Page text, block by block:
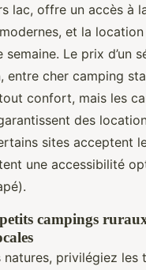
lac, offre un accès à
et la
semaine. Le prix d’un
entre cher camping
confort, mais les
des
sites acceptent
une accessibilité
campings
natures, privilégiez les